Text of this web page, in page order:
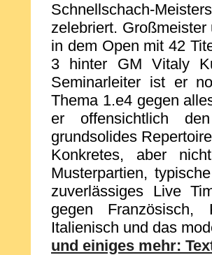
Schnellschach-
zelebriert.
in dem Open mit 42
3 hinter GM Vitaly
Seminarleiter ist er
Thema 1.e4 gegen
er offensichtlich
grundsolides
Konkretes, aber
Musterpartien,
zuverlässiges Live
gegen Französisch,
Italienisch und das
und einiges mehr: